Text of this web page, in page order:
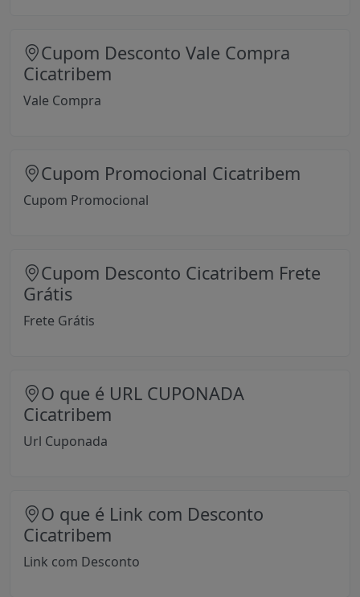
Cupom Desconto Vale Compra
Cicatribem
Vale Compra
Cupom Promocional Cicatribem
Cupom Promocional
Cupom Desconto Cicatribem Frete
Grátis
Frete Grátis
O que é URL CUPONADA
Cicatribem
Url Cuponada
O que é Link com Desconto
Cicatribem
Link com Desconto